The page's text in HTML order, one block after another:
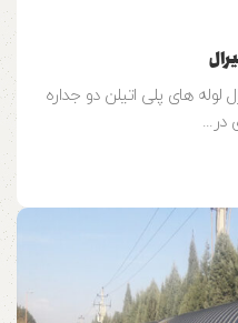
لوله های پلی اتیلن دو جداره
در...